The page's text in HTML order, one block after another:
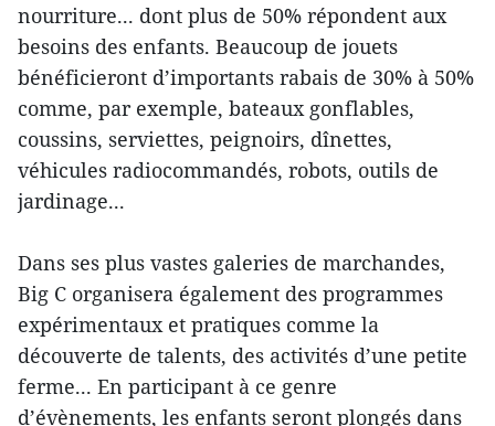
nourriture... dont plus de 50% répondent aux
besoins des enfants. Beaucoup de jouets
bénéficieront d’importants rabais de 30% à 50%
comme, par exemple, bateaux gonflables,
coussins, serviettes, peignoirs, dînettes,
véhicules radiocommandés, robots, outils de
jardinage...
Dans ses plus vastes galeries de marchandes,
Big C organisera également des programmes
expérimentaux et pratiques comme la
découverte de talents, des activités d’une petite
ferme... En participant à ce genre
d’évènements, les enfants seront plongés dans